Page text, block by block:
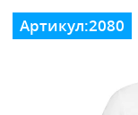
Артикул:2080